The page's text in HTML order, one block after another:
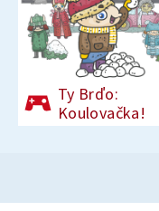
Ty Brďo:
Koulovačka!